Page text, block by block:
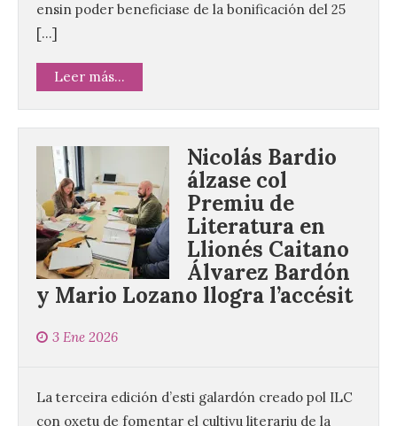
ensin poder beneficiase de la bonificación del 25
[…]
Leer más...
Nicolás Bardio
álzase col
Premiu de
Literatura en
Llionés Caitano
Álvarez Bardón
y Mario Lozano llogra l’accésit
3 Ene 2026
La terceira edición d’esti galardón creado pol ILC
con oxetu de fomentar el cultivu literariu de la